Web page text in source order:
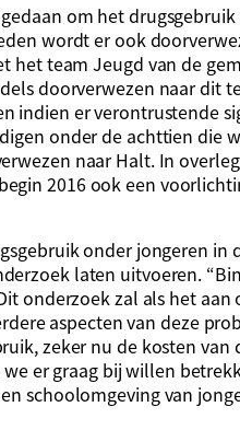
om het
wordt er ook
het team Jeugd van de
doorverwezen naar dit
indien er verontrustende
onder de achttien die
naar Halt. In
2016 ook een
onder jongeren in
laten uitvoeren.
onderzoek zal als het aan
aspecten van deze
zeker nu de kosten van
er graag bij willen
schoolomgeving van